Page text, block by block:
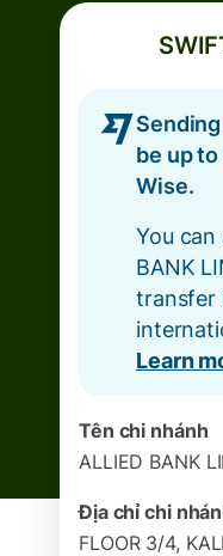
be up
Wise.
You can
BANK
transfer
Learn
Tên chi nhánh
ALLIED BANK
Địa chỉ chi
FLOOR 3/4,